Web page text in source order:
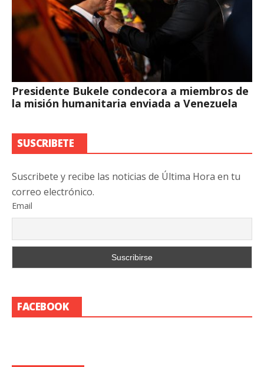
Presidente Bukele condecora a miembros de
la misión humanitaria enviada a Venezuela
SUSCRIBETE
Suscribete y recibe las noticias de Última Hora en tu
correo electrónico.
Email
FACEBOOK